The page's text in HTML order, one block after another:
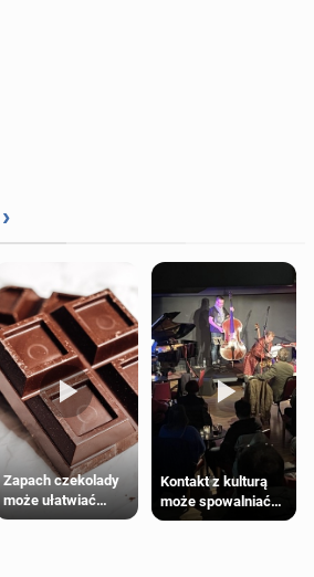
›
Zapach czekolady
może ułatwiać
trening siłowy
Kontakt z kulturą
może spowalniać
starzenie